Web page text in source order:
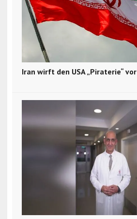
Iran wirft den USA „Piraterie“ vor